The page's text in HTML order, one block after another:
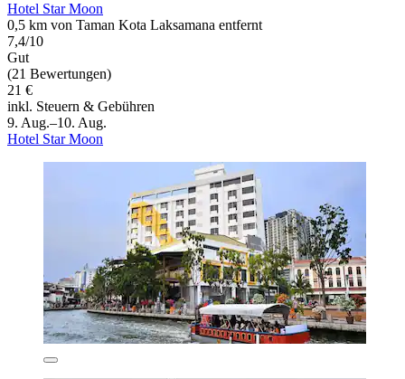
Hotel Star Moon
0,5 km von Taman Kota Laksamana entfernt
7,4/10
Gut
(21 Bewertungen)
21 €
inkl. Steuern & Gebühren
9. Aug.–10. Aug.
Hotel Star Moon